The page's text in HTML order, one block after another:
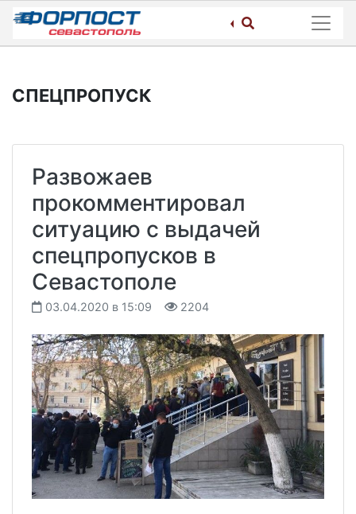
Skip
content
СПЕЦПРОПУСК
Развожаев
прокомментировал
ситуацию с выдачей
спецпропусков в
Севастополе
03.04.2020 в 15:09 2204